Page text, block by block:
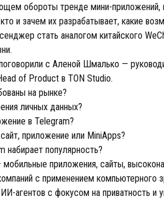
обороты тренде мини-приложений,
и зачем их разрабатывает, какие
стать аналогом китайского
с Аленой Шмалько —
of Product в TON Studio.
на рынке?
личных данных?
в Telegram?
приложение или MiniApps?
набирает популярность?
приложения, сайты,
с применением компьютерного
агентов с фокусом на приватность и